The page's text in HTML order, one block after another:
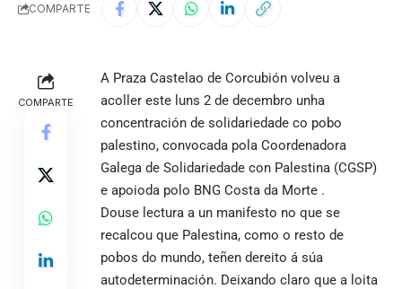
COMPARTE
COMPARTE
A Praza Castelao de Corcubión volveu a
acoller este luns 2 de decembro unha
concentración de solidariedade co pobo
palestino, convocada pola Coordenadora
Galega de Solidariedade con Palestina (CGSP)
e apoioda polo BNG Costa da Morte .
Douse lectura a un manifesto no que se
recalcou que Palestina, como o resto de
pobos do mundo, teñen dereito á súa
autodeterminación. Deixando claro que a loita